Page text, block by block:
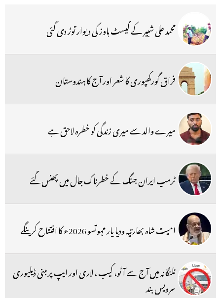
محمد علی شبیر کے گیسٹ ہاوز کی دیوار توڑ دی گئی
فراق گورکھپوری کا شعر اور آج کا ہندوستان
میرے والد سے میری زندگی کو خطرہ لاحق ہے
ٹرمپ ایران جنگ کے خطرناک جال میں پھنس گئے
امیت شاہ بھارتیہ ودیا پار مہوتسو 2026ء کا افتتاح کرینگے
تلنگانہ میں آج سے آٹو، کیب ، لاری اور ایپ پر مبنی ڈیلیوری
سرویس بند